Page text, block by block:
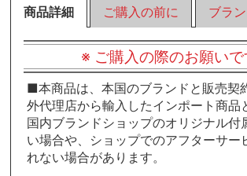
商品詳細 ご購入の前に ブラ
※ ご購入の際のお願い
■本商品は、本国のブランドと販売契
外代理店から輸入したインポート商品
国内ブランドショップのオリジナル付
い場合や、ショップでのアフターサー
れない場合があります。